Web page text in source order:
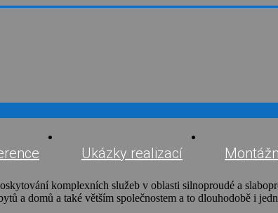
Ukázky realizací
komplexních služeb v oblasti silnoproudé a
a domů a také větším společnostem a to dlouhodobě i